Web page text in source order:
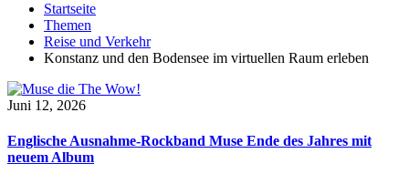
Startseite
Themen
Reise und Verkehr
Konstanz und den Bodensee im virtuellen Raum erleben
Juni 12, 2026
Englische Ausnahme-Rockband Muse Ende des Jahres mit
neuem Album